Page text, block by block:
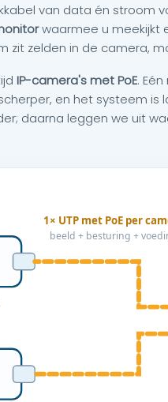
van data én stroom
waarmee u meekijkt
zit zelden in de camera,
IP-camera's met PoE.
en het systeem
daarna leggen we uit
1× UTP met PoE per
beeld + besturing +